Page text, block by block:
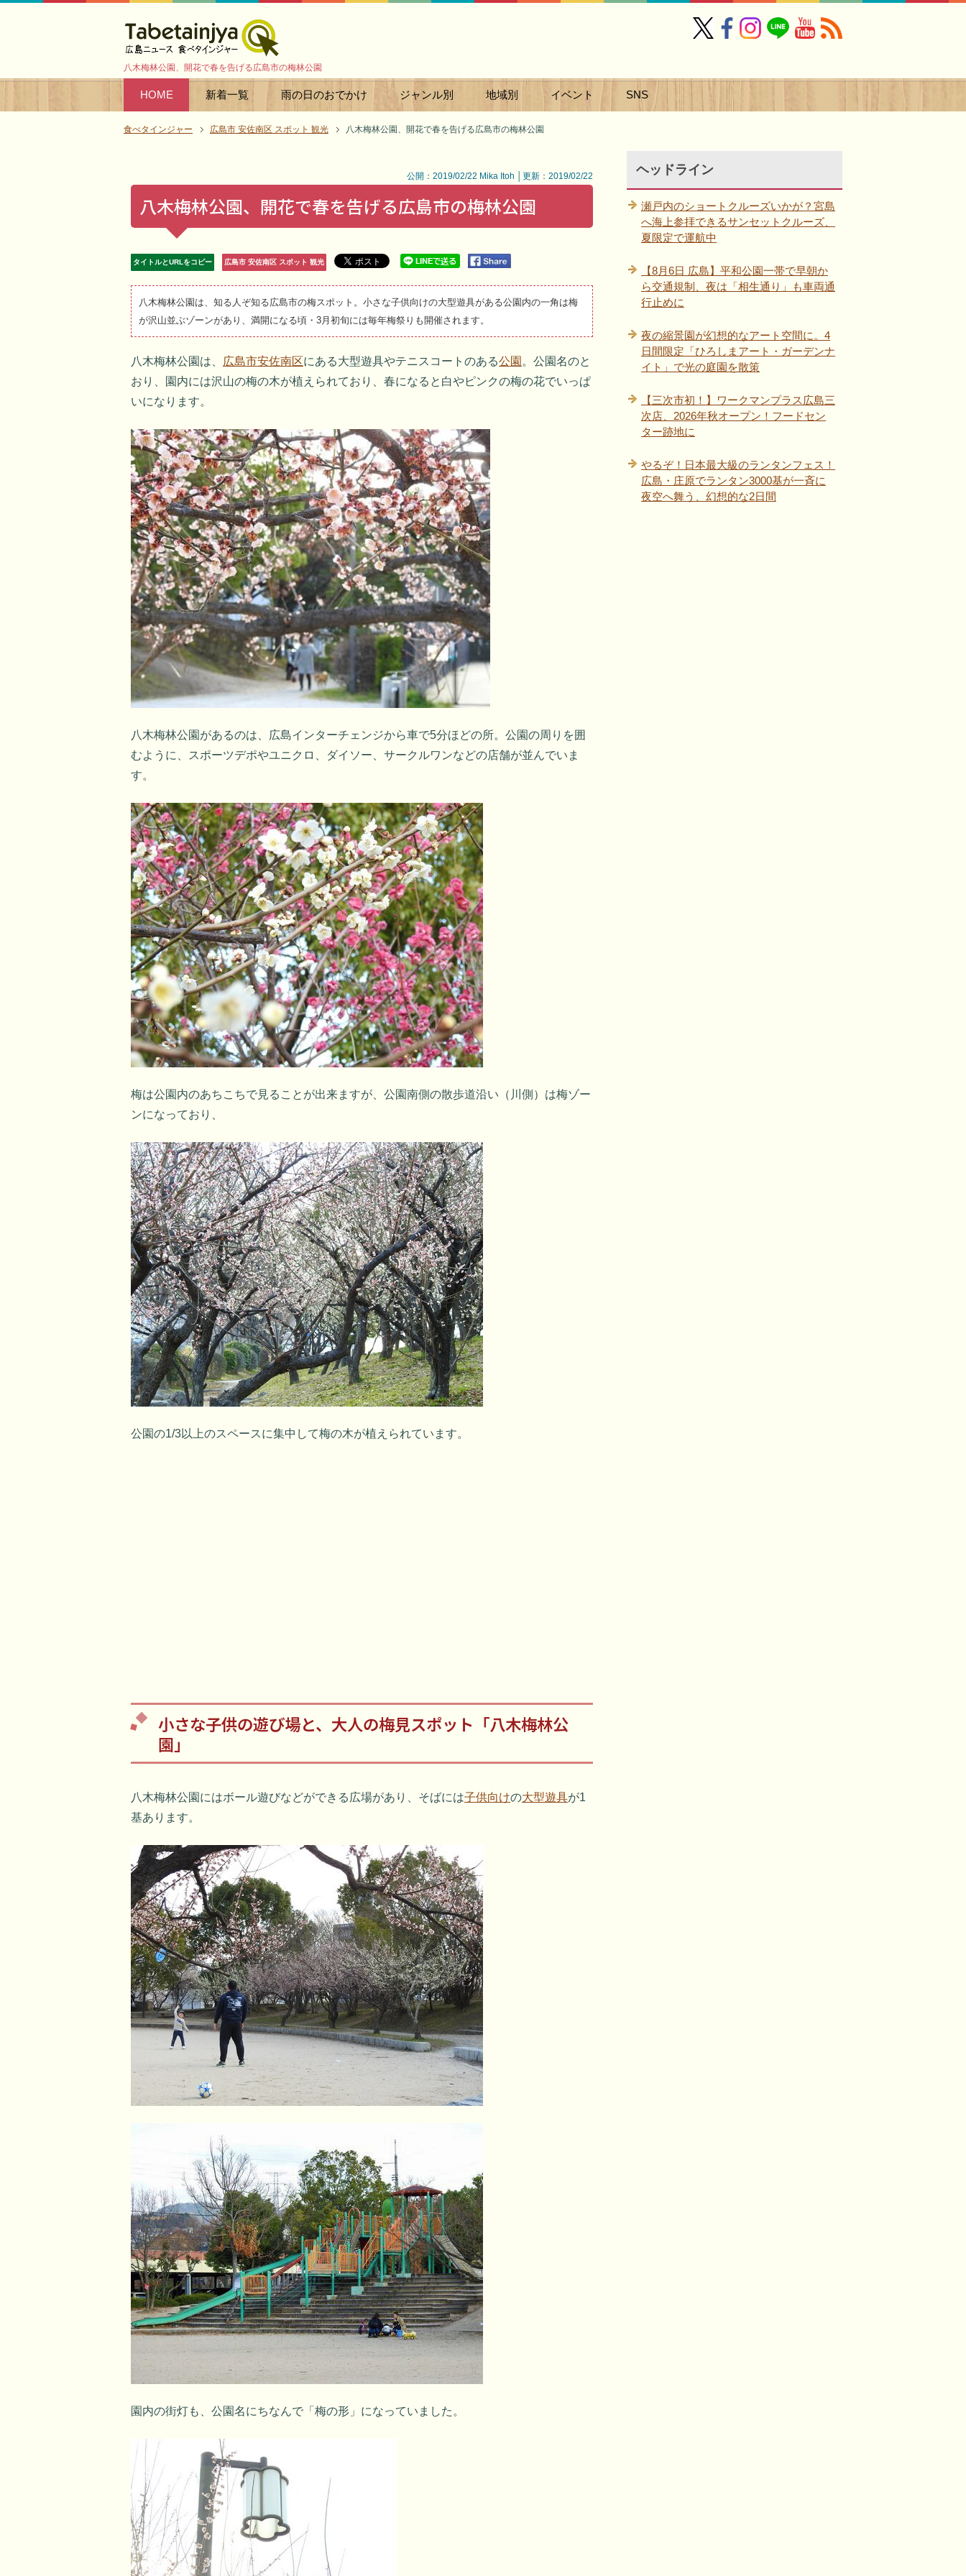
八木梅林公園、開花で春を告げる広島市の梅林公園
HOME 新着一覧 雨の日のおでかけ ジャンル別 地域別 イベント SNS
食べタインジャー 広島市 安佐南区 スポット 観光 八木梅林公園、開花で春を告げる広島市の梅林公園
公開：2019/02/22 Mika Itoh │更新：2019/02/22
八木梅林公園、開花で春を告げる広島市の梅林公園
タイトルとURLをコピー 広島市 安佐南区 スポット 観光
八木梅林公園は、知る人ぞ知る広島市の梅スポット。小さな子供向けの大型遊具がある公園内の一角は梅
が沢山並ぶゾーンがあり、満開になる頃・3月初旬には毎年梅祭りも開催されます。
八木梅林公園は、 広島市安佐南区にある大型遊具やテニスコートのある公園 。公園名のと
おり、園内には沢山の梅の木が植えられており、春になると白やピンクの梅の花でいっぱ
いになります。
八木梅林公園があるのは、広島インターチェンジから車で5分ほどの所。公園の周りを囲
むように、スポーツデポやユニクロ、ダイソー、サークルワンなどの店舗が並んでいま
す。
梅は公園内のあちこちで見ることが出来ますが、公園南側の散歩道沿い（川側）は梅ゾー
ンになっており、
公園の1/3以上のスペースに集中して梅の木が植えられています。
小さな子供の遊び場と、大人の梅見スポット「八木梅林公
園」
八木梅林公園にはボール遊びなどができる広場があり、そばには子供向けの大型遊具が1
基あります。
園内の街灯も、公園名にちなんで「梅の形」になっていました。
ヘッドライン
瀬戸内のショートクルーズいかが？宮島
へ海上参拝できるサンセットクルーズ、
夏限定で運航中
【8月6日 広島】平和公園一帯で早朝か
ら交通規制、夜は「相生通り」も車両通
行止めに
夜の縮景園が幻想的なアート空間に。4
日間限定「ひろしまアート・ガーデンナ
イト」で光の庭園を散策
【三次市初！】ワークマンプラス広島三
次店、2026年秋オープン！フードセン
ター跡地に
やるぞ！日本最大級のランタンフェス！
広島・庄原でランタン3000基が一斉に
夜空へ舞う、幻想的な2日間